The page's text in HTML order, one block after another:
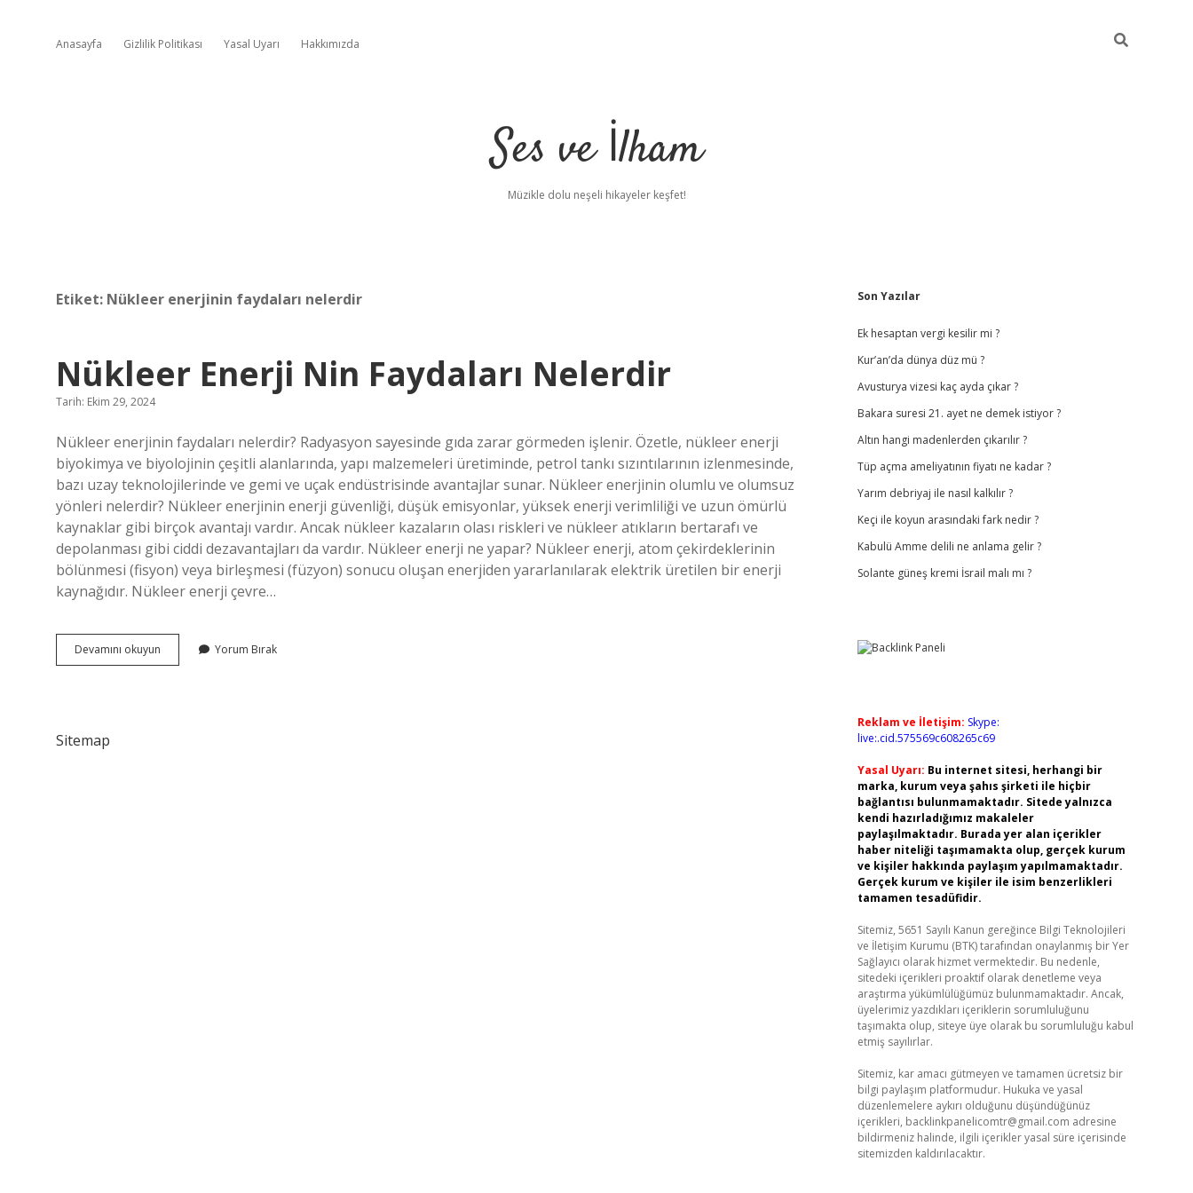
Anasayfa Gizlilik Politikası Yasal Uyarı Hakkımızda
Ses ve İlham
Müzikle dolu neşeli hikayeler keşfet!
Etiket: Nükleer enerjinin faydaları nelerdir
Nükleer Enerji Nin Faydaları Nelerdir
Tarih: Ekim 29, 2024
Nükleer enerjinin faydaları nelerdir? Radyasyon sayesinde gıda zarar görmeden işlenir. Özetle, nükleer enerji
biyokimya ve biyolojinin çeşitli alanlarında, yapı malzemeleri üretiminde, petrol tankı sızıntılarının izlenmesinde,
bazı uzay teknolojilerinde ve gemi ve uçak endüstrisinde avantajlar sunar. Nükleer enerjinin olumlu ve olumsuz
yönleri nelerdir? Nükleer enerjinin enerji güvenliği, düşük emisyonlar, yüksek enerji verimliliği ve uzun ömürlü
kaynaklar gibi birçok avantajı vardır. Ancak nükleer kazaların olası riskleri ve nükleer atıkların bertarafı ve
depolanması gibi ciddi dezavantajları da vardır. Nükleer enerji ne yapar? Nükleer enerji, atom çekirdeklerinin
bölünmesi (fisyon) veya birleşmesi (füzyon) sonucu oluşan enerjiden yararlanılarak elektrik üretilen bir enerji
kaynağıdır. Nükleer enerji çevre…
Devamını okuyun
Enerji
Yorum Bırak
Sitemap
Sidebar
Son Yazılar
Ek hesaptan vergi kesilir mi ?
Kur’an’da dünya düz mü ?
Avusturya vizesi kaç ayda çıkar ?
Bakara suresi 21. ayet ne demek istiyor ?
Altın hangi madenlerden çıkarılır ?
Tüp açma ameliyatının fiyatı ne kadar ?
Yarım debriyaj ile nasıl kalkılır ?
Keçi ile koyun arasındaki fark nedir ?
Kabulü Amme delili ne anlama gelir ?
Solante güneş kremi İsrail malı mı ?
Reklam ve İletişim: Skype:
live:.cid.575569c608265c69
Yasal Uyarı: Bu internet sitesi, herhangi bir
marka, kurum veya şahıs şirketi ile hiçbir
bağlantısı bulunmamaktadır. Sitede yalnızca
kendi hazırladığımız makaleler
paylaşılmaktadır. Burada yer alan içerikler
haber niteliği taşımamakta olup, gerçek kurum
ve kişiler hakkında paylaşım yapılmamaktadır.
Gerçek kurum ve kişiler ile isim benzerlikleri
tamamen tesadüfidir.
Sitemiz, 5651 Sayılı Kanun gereğince Bilgi Teknolojileri
ve İletişim Kurumu (BTK) tarafından onaylanmış bir Yer
Sağlayıcı olarak hizmet vermektedir. Bu nedenle,
sitedeki içerikleri proaktif olarak denetleme veya
araştırma yükümlülüğümüz bulunmamaktadır. Ancak,
üyelerimiz yazdıkları içeriklerin sorumluluğunu
taşımakta olup, siteye üye olarak bu sorumluluğu kabul
etmiş sayılırlar.
Sitemiz, kar amacı gütmeyen ve tamamen ücretsiz bir
bilgi paylaşım platformudur. Hukuka ve yasal
düzenlemelere aykırı olduğunu düşündüğünüz
içerikleri, backlinkpanelicomtr@gmail.com adresine
bildirmeniz halinde, ilgili içerikler yasal süre içerisinde
sitemizden kaldırılacaktır.